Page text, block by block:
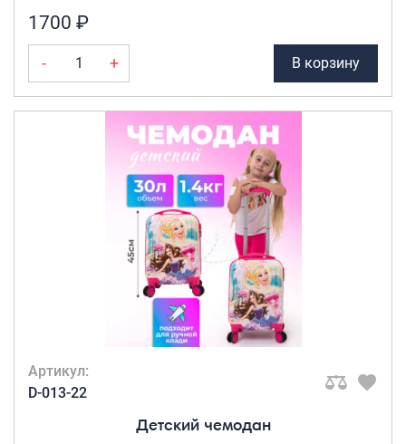
1700 ₽
- + В корзину
Артикул:
D-013-22
Детский чемодан